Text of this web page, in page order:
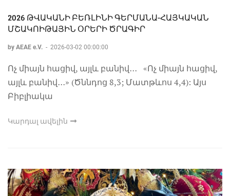
2026 ԹՎԱԿԱՆԻ ԲԵՌԼԻՆԻ ԳԵՐՄԱՆԱ-ՀԱՅԿԱԿԱՆ
ՄՇԱԿՈԻԹԱՅԻՆ ՕՐԵՐԻ ԾՐԱԳԻՐ
by AEAE e.V. - 2026-03-02 00:00:00
Ոչ միայն հացիվ, այլև բանիվ․․․ «Ոչ միայն հացիվ,
այլև բանիվ․․․» (Ծննդոց 8,3; Մատթևոս 4,4): Այս
Բիբլիակա
Կարդալ ավելին